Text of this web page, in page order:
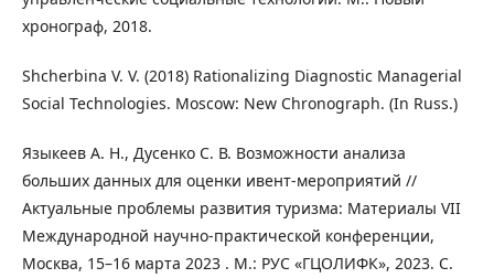
хронограф, 2018.
Shcherbina V. V. (2018) Rationalizing Diagnostic Managerial
Social Technologies. Moscow: New Chronograph. (In Russ.)
Языкеев А. Н., Дусенко С. В. Возможности анализа
больших данных для оценки ивент-мероприятий //
Актуальные проблемы развития туризма: Материалы VII
Международной научно-практической конференции,
Москва, 15–16 марта 2023 . М.: РУС «ГЦОЛИФК», 2023. С.